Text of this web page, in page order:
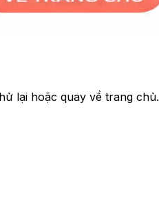
lại hoặc quay về trang chủ.